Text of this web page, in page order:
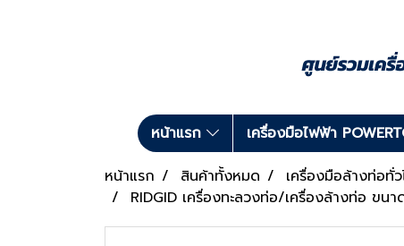
หน้าแรก เครื่องมือไฟฟ้า
หน้าแรก
สินค้าทั้งหมด เครื่องมือล้างท่อทั่
RIDGID เครื่องทะลวงท่อ/เครื่องล้างท่อ ข